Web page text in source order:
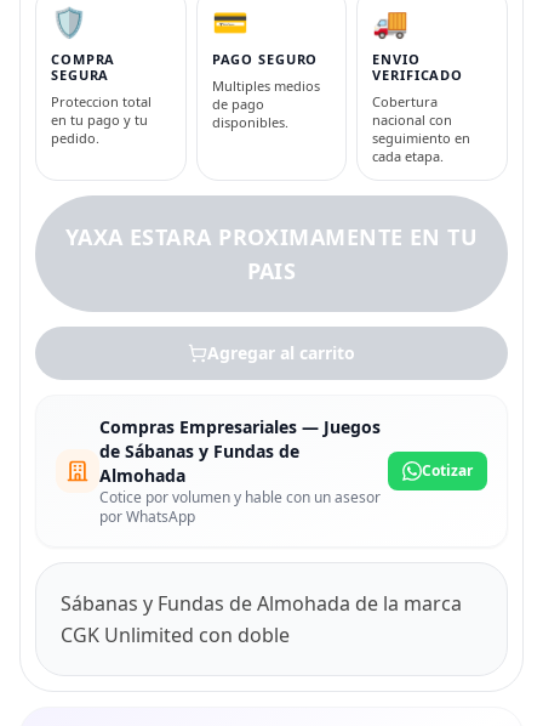
🛡️
COMPRA
SEGURA
Proteccion total
en tu pago y tu
pedido.
💳
PAGO SEGURO
Multiples medios
de pago
disponibles.
🚚
ENVIO
VERIFICADO
Cobertura
nacional con
seguimiento en
cada etapa.
YAXA ESTARA PROXIMAMENTE EN TU
PAIS
Agregar al carrito
Compras Empresariales — Juegos
de Sábanas y Fundas de
Almohada
Cotice por volumen y hable con un asesor
por WhatsApp
Cotizar
Sábanas y Fundas de Almohada de la marca
CGK Unlimited con doble